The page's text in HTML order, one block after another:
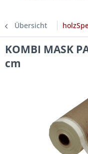
Übersicht
KOMBI MASK
cm